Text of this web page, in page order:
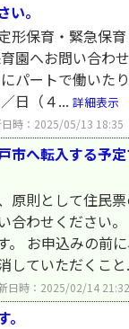
。
形保育・緊急保
園へお問い合
パートで働い
日（４... 詳細表示
日時：2025/05/13 18:35
市へ転入する予
原則として住民
合わせください
。 お申込みの前
していただくこ
日時：2025/02/14 21:32